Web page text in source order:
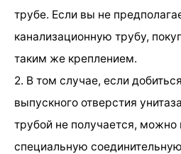
трубе. Если вы не
канализационную трубу,
таким же креплением.
2. В том случае, если
выпускного отверстия
трубой не получается, можно
специальную